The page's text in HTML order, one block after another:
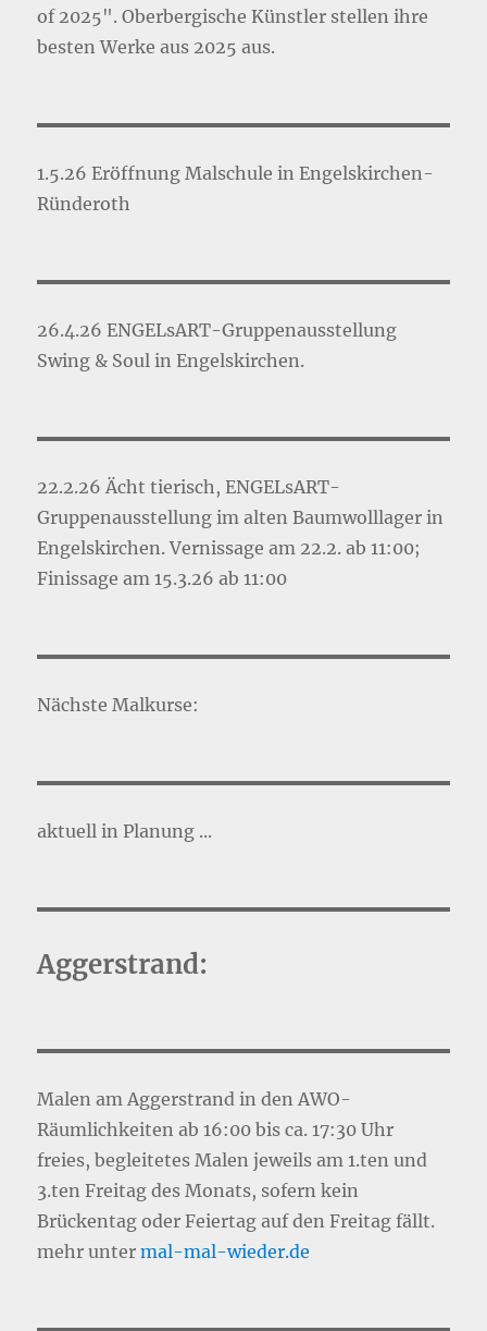
of 2025". Oberbergische Künstler stellen ihre
besten Werke aus 2025 aus.
1.5.26 Eröffnung Malschule in Engelskirchen-
Ründeroth
26.4.26 ENGELsART-Gruppenausstellung
Swing & Soul in Engelskirchen.
22.2.26 Ächt tierisch, ENGELsART-
Gruppenausstellung im alten Baumwolllager in
Engelskirchen. Vernissage am 22.2. ab 11:00;
Finissage am 15.3.26 ab 11:00
Nächste Malkurse:
aktuell in Planung ...
Aggerstrand:
Malen am Aggerstrand in den AWO-
Räumlichkeiten ab 16:00 bis ca. 17:30 Uhr
freies, begleitetes Malen jeweils am 1.ten und
3.ten Freitag des Monats, sofern kein
Brückentag oder Feiertag auf den Freitag fällt.
mehr untermal-mal-wieder.de